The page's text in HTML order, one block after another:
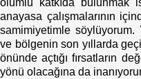
olumlu katkıda bulunmak
anayasa çalışmalarının
samimiyetimle söylüyorum.
ve bölgenin son yıllarda
önünde açtığı fırsatların
yönü olacağına da